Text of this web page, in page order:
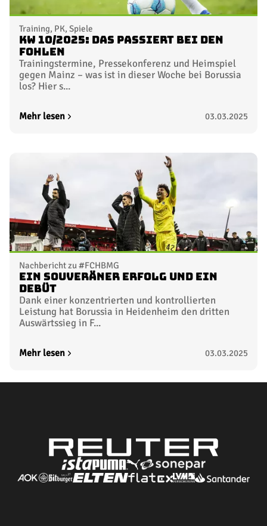
Training, PK, Spiele
KW 10/2025: Das passiert bei den
Fohlen
Trainingstermine, Pressekonferenz und Heimspiel
gegen Mainz – was ist in dieser Woche bei Borussia
los? Hier s...
Mehr lesen 03.03.2025
Nachbericht zu #FCHBMG
Ein souveräner Erfolg und ein
Debüt
Dank einer konzentrierten und kontrollierten
Leistung hat Borussia in Heidenheim den dritten
Auswärtssieg in F...
Mehr lesen 03.03.2025